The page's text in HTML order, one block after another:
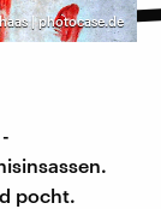
| photocase.de
pocht.